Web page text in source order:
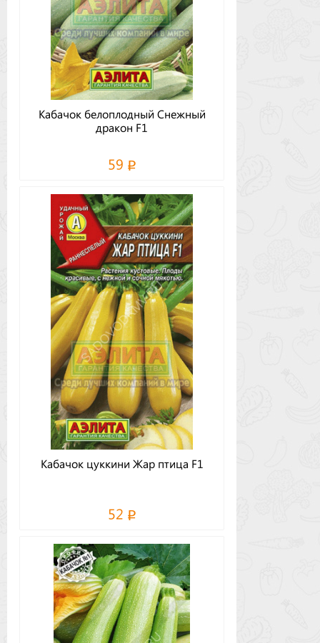
Кабачок белоплодный Снежный
дракон F1
59
Кабачок цуккини Жар птица F1
52